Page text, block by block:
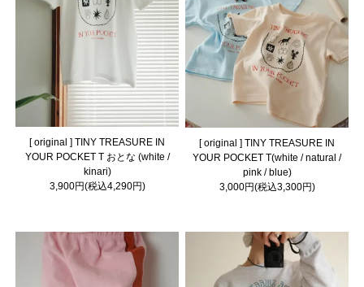
[ original ] TINY TREASURE IN
YOUR POCKET T おとな (white /
kinari)
3,900円(税込4,290円)
[ original ] TINY TREASURE IN
YOUR POCKET T(white / natural /
pink / blue)
3,000円(税込3,300円)